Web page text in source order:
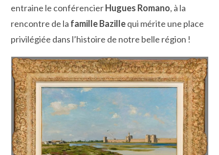
entraine le conférencierHugues Romano, à la
rencontre de la famille Bazillequi mérite une place
privilégiée dans l’histoire de notre belle région !